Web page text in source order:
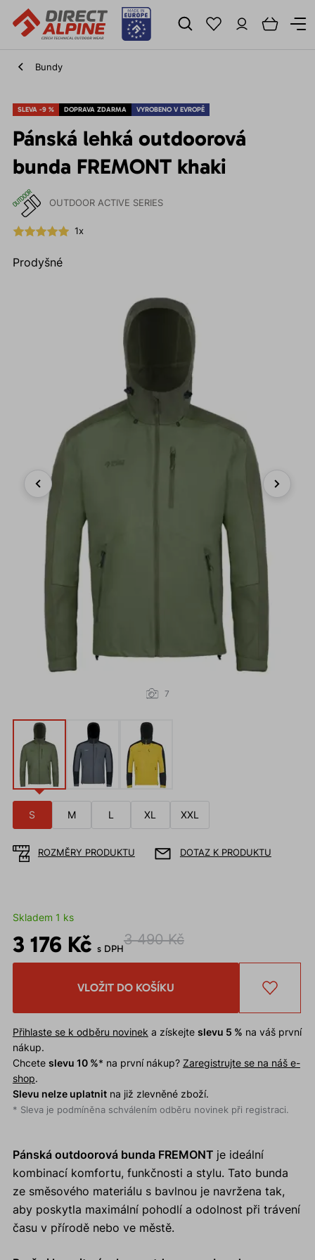
Bundy
SLEVA -9 % DOPRAVA ZDARMA VYROBENO V EVROPĚ
Pánská lehká outdoorová
bunda FREMONT khaki
OUTDOOR ACTIVE SERIES
1x
Prodyšné
Previous Next
7
S M L XL XXL
ROZMĚRY PRODUKTU DOTAZ K PRODUKTU
Skladem 1 ks
3 176 Kč s DPH
3 490 Kč
VLOŽIT DO KOŠÍKU
Přihlaste se k odběru novinek a získejte slevu 5 % na váš první
nákup.
Chcete slevu 10 %* na první nákup? Zaregistrujte se na náš e-
shop.
Slevu nelze uplatnitna již zlevněné zboží.
* Sleva je podmíněna schválením odběru novinek při registraci.
Pánská outdoorová bunda FREMONT je ideální
kombinací komfortu, funkčnosti a stylu. Tato bunda
ze směsového materiálu s bavlnou je navržena tak,
aby poskytla maximální pohodlí a odolnost při trávení
času v přírodě nebo ve městě.